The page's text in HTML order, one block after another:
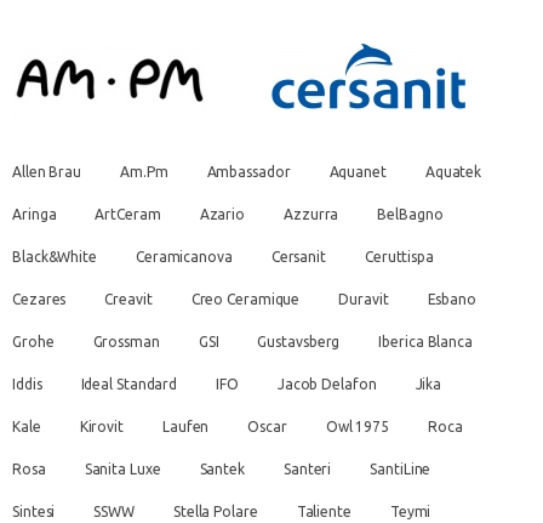
Allen Brau Am.Pm Ambassador Aquanet Aquatek
Aringa ArtCeram Azario Azzurra BelBagno
Black&White Ceramicanova Cersanit Ceruttispa
Cezares Creavit Creo Ceramique Duravit Esbano
Grohe Grossman GSI Gustavsberg Iberica Blanca
Iddis Ideal Standard IFO Jacob Delafon Jika
Kale Kirovit Laufen Oscar Owl 1975 Roca
Rosa Sanita Luxe Santek Santeri SantiLine
Sintesi SSWW Stella Polare Taliente Teymi